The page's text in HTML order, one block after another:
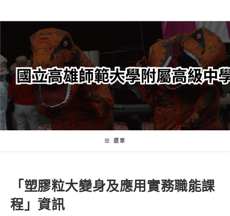
轉
要
內
容
選單
「塑膠粒大變身及應用實務職能課
程」資訊